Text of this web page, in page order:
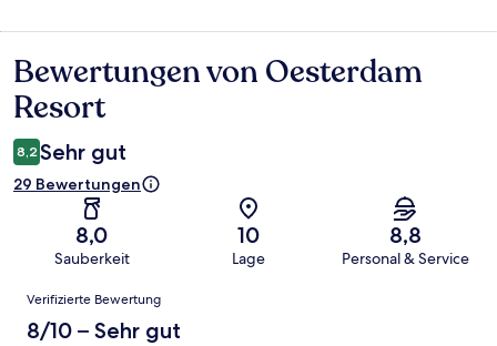
Bewertungen
Bewertungen von Oesterdam
Resort
8,2 Sehr gut
29 Bewertungen
8,0
Sauberkeit
10
Lage
8,8
Personal & Service
Bewertungen
Verifizierte Bewertung
8/10 – Sehr gut